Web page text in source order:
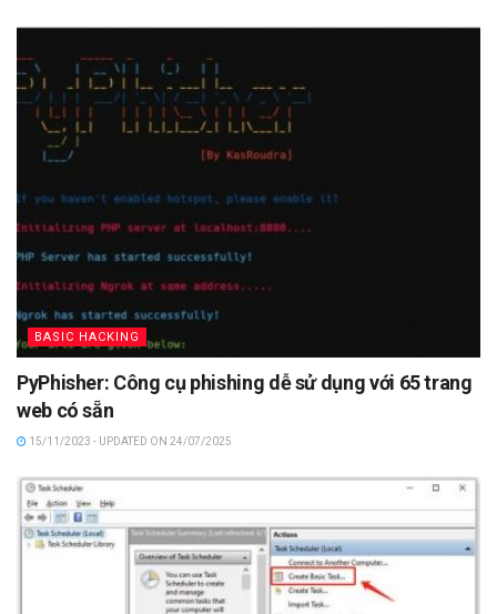
BASIC HACKING
PyPhisher: Công cụ phishing dễ sử dụng với 65 trang
web có sẵn
15/11/2023 - UPDATED ON 24/07/2025